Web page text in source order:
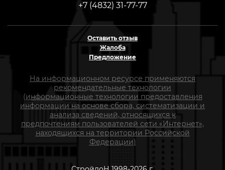
+7 (4832) 31-77-77
Оставить отзыв
Жалоба
Предложение
На информационном ресурсе применяются
рекомендательные технологии
(информационные технологии предоставления
информации на основе сбора, систематизации и
анализа сведений, относящихся к
предпочтениям пользователей сети «Интернет»,
находящихся на территории Российской
Федерации)